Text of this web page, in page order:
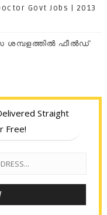
Govt Jobs | 2013
ഫീല്‍ഡ്
Straight
Free!